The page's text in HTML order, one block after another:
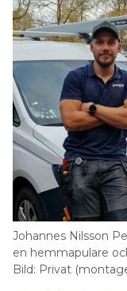
Johannes Nilsson
en hemmapulare
Bild: Privat